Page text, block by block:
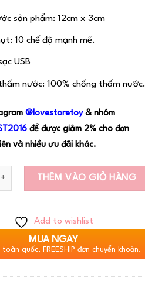
sản phẩm: 12cm x 3cm
10 chế độ mạnh mẽ.
USB
nước: 100% chống thấm nước.
@lovestoretoy& nhóm
16 để được giảm 2% cho đơn
và nhiều ưu đãi khác.
THÊM VÀO GIỎ HÀNG
Add to wishlist
MUA NGAY
quốc, FREESHIP đơn chuyển khoản.